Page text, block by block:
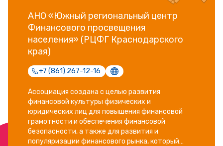
АНО «Южный региональный центр
Финансового просвещения
населения» (РЦФГ Краснодарского
края)
+7 (861) 267-12-16
Ассоциация создана с целью развития
финансовой культуры физических и
юридических лиц для повышения финансовой
грамотности и обеспечения финансовой
безопасности, а также для развития и
популяризации финансового рынка, который